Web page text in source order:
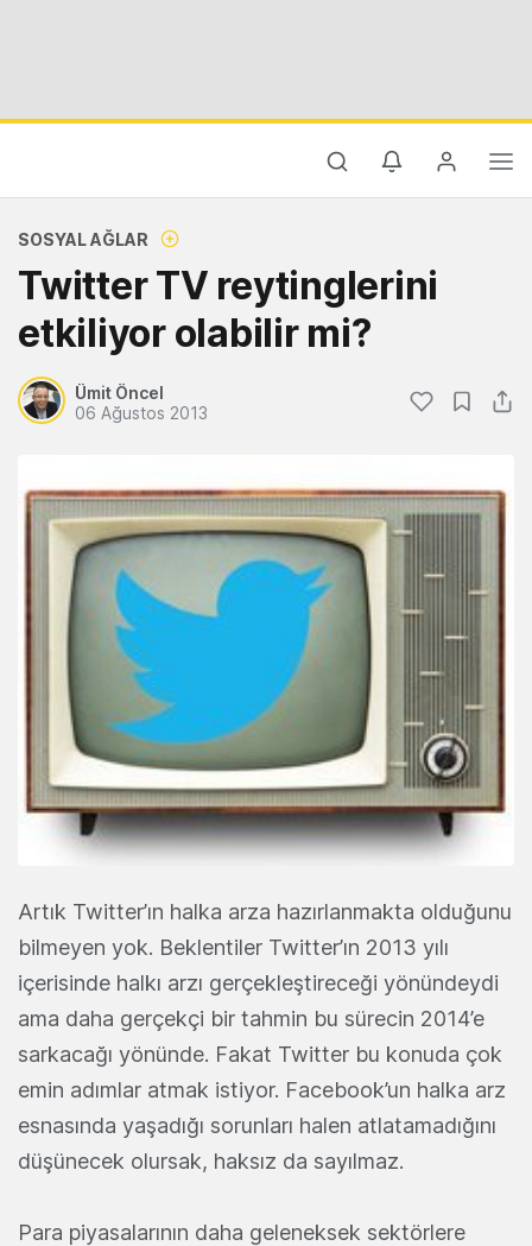
SOSYAL AĞLAR
Twitter TV reytinglerini
etkiliyor olabilir mi?
Ümit Öncel
06 Ağustos 2013
Artık Twitter’ın halka arza hazırlanmakta olduğunu
bilmeyen yok. Beklentiler Twitter’ın 2013 yılı
içerisinde halkı arzı gerçekleştireceği yönündeydi
ama daha gerçekçi bir tahmin bu sürecin 2014’e
sarkacağı yönünde. Fakat Twitter bu konuda çok
emin adımlar atmak istiyor. Facebook’un halka arz
esnasında yaşadığı sorunları halen atlatamadığını
düşünecek olursak, haksız da sayılmaz.
Para piyasalarının daha geleneksek sektörlere